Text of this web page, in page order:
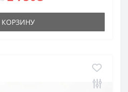
КОРЗИНУ